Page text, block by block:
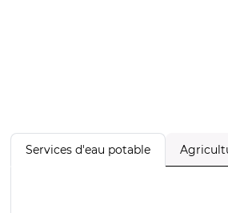
Services d'eau potable